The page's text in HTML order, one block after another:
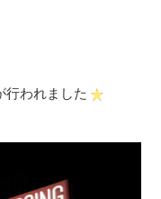
行われました